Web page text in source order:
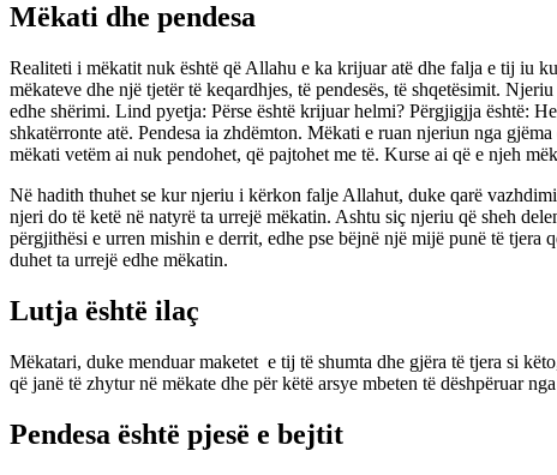
Mëkati dhe pendesa
Realiteti i mëkatit nuk është që Allahu e ka krijuar atë dhe falja e tij iu
mëkateve dhe një tjetër të keqardhjes, të pendesës, të shqetësimit.
edhe shërimi. Lind pyetja: Përse është krijuar helmi? Përgjigjja është:
shkatërronte atë. Pendesa ia zhdëmton. Mëkati e ruan njeriun nga
mëkati vetëm ai nuk pendohet, që pajtohet me të. Kurse ai që e njeh
Në hadith thuhet se kur njeriu i kërkon falje Allahut, duke qarë
njeri do të ketë në natyrë ta urrejë mëkatin. Ashtu siç njeriu që sheh
përgjithësi e urren mishin e derrit, edhe pse bëjnë një mijë punë të
duhet ta urrejë edhe mëkatin.
Lutja është ilaç
Mëkatari, duke menduar maketet e tij të shumta dhe gjëra të tjera si
që janë të zhytur në mëkate dhe për këtë arsye mbeten të dëshpëruar
Pendesa është pjesë e bejtit